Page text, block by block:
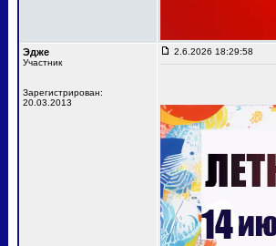
Эдже
Участник
Зарегистрирован:
20.03.2013
2.6.2026 18:29:58